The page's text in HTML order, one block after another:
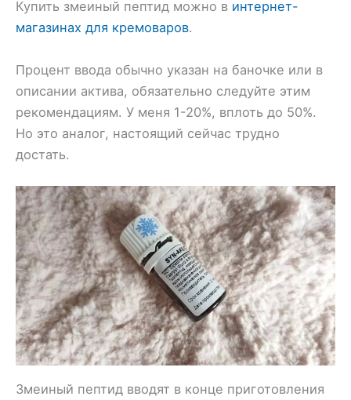
Купить змеиный пептид можно в интернет-
магазинах для кремоваров.
Процент ввода обычно указан на баночке или в
описании актива, обязательно следуйте этим
рекомендациям. У меня 1-20%, вплоть до 50%.
Но это аналог, настоящий сейчас трудно
достать.
Змеиный пептид вводят в конце приготовления